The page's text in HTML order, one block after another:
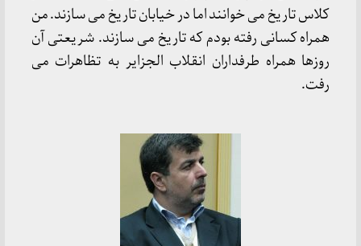
کلاس تاریخ می خوانند اما در خیابان تاریخ می سازند. من
همراه کسانی رفته بودم که تاریخ می سازند. شریعتی آن
روزها همراه طرفداران انقلاب الجزایر به تظاهرات می
رفت.